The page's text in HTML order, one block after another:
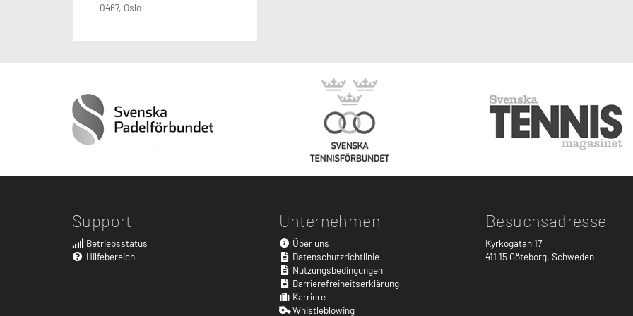
0467, Oslo
Support
Betriebsstatus
Hilfebereich
Unternehmen
Über uns
Datenschutzrichtlinie
Nutzungsbedingungen
Barrierefreiheitserklärung
Karriere
Whistleblowing
Besuchsadresse
Kyrkogatan 17
411 15 Göteborg, Schweden